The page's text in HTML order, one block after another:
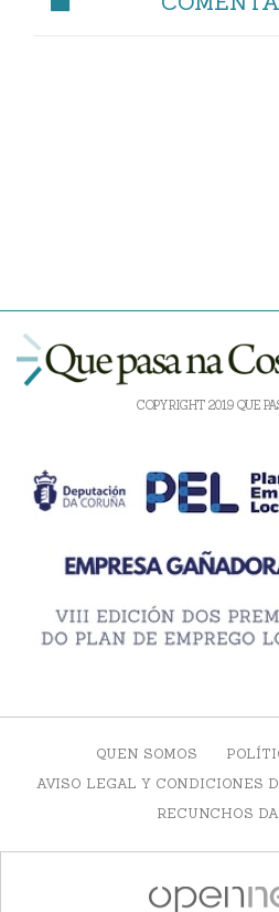
COPYRIGHT 2019 QUE
QUEN SOMOS
AVISO LEGAL Y CONDICIONES
RECUNCHOS